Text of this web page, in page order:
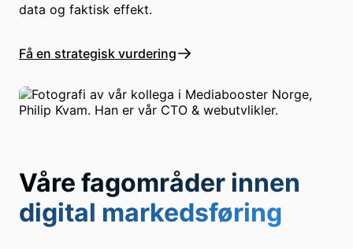
data og faktisk effekt.
Få en strategisk vurdering
Våre fagområder innen
digital markedsføring